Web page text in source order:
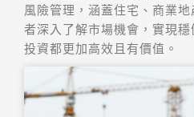
風險管理，涵蓋住宅、商業
者深入了解市場機會，實現
投資都更加高效且有價值。